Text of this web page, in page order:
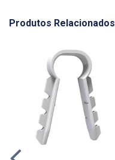
Produtos Relacionados